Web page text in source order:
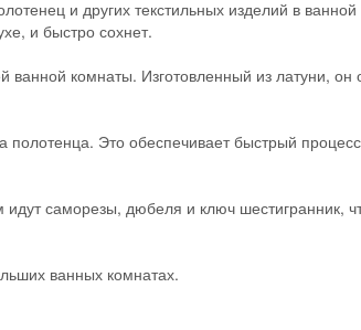
и других текстильных изделий в ванной
и быстро сохнет.
комнаты. Изготовленный из латуни, он
Это обеспечивает быстрый
саморезы, дюбеля и ключ шестигранник,
ванных комнатах.